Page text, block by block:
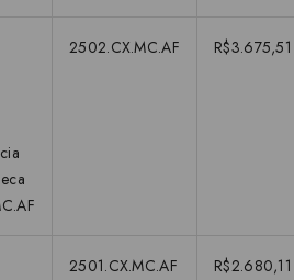
2502.CX.MC.AF R$3.675,51
2501.CX.MC.AF R$2.680,11